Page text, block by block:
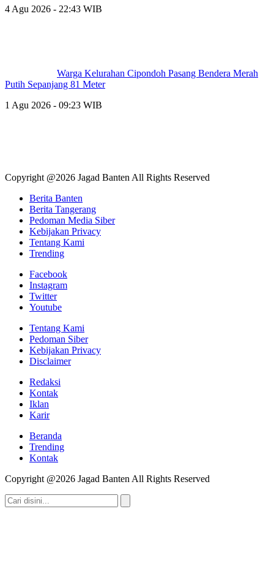
4 Agu 2026 - 22:43 WIB
Warga Kelurahan Cipondoh Pasang Bendera Merah
Putih Sepanjang 81 Meter
1 Agu 2026 - 09:23 WIB
Copyright @2026 Jagad Banten All Rights Reserved
Berita Banten
Berita Tangerang
Pedoman Media Siber
Kebijakan Privacy
Tentang Kami
Trending
Facebook
Instagram
Twitter
Youtube
Tentang Kami
Pedoman Siber
Kebijakan Privacy
Disclaimer
Redaksi
Kontak
Iklan
Karir
Beranda
Trending
Kontak
Copyright @2026 Jagad Banten All Rights Reserved